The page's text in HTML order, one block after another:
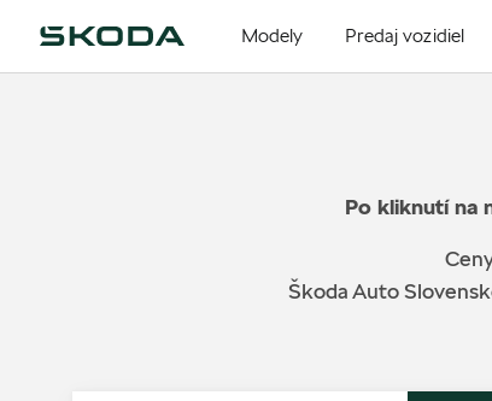
Modely Predaj vozidiel
Po kliknutí na
Škoda Auto